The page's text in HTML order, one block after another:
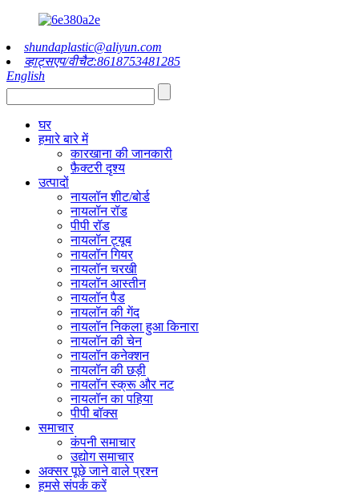
shundaplastic@aliyun.com
व्हाट्सएप/वीचैट:8618753481285
English
घर
हमारे बारे में
कारखाना की जानकारी
फ़ैक्टरी दृश्य
उत्पादों
नायलॉन शीट/बोर्ड
नायलॉन रॉड
पीपी रॉड
नायलॉन ट्यूब
नायलॉन गियर
नायलॉन चरखी
नायलॉन आस्तीन
नायलॉन पैड
नायलॉन की गेंद
नायलॉन निकला हुआ किनारा
नायलॉन की चेन
नायलॉन कनेक्शन
नायलॉन की छड़ी
नायलॉन स्क्रू और नट
नायलॉन का पहिया
पीपी बॉक्स
समाचार
कंपनी समाचार
उद्योग समाचार
अक्सर पूछे जाने वाले प्रश्न
हमसे संपर्क करें